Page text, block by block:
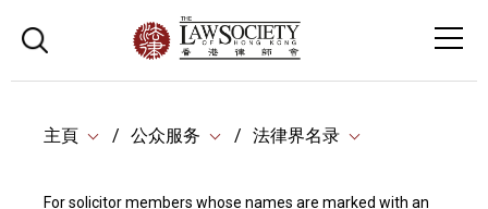
主頁 公众服务 法律界名录
For solicitor members whose names are marked with an